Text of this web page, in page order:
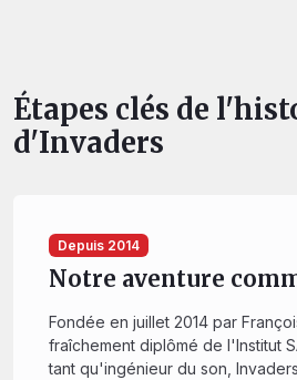
Étapes clés de
d'Invaders
Depuis 2014
Notre aventure
Fondée en juillet 2014 par
fraîchement diplômé de l'Institut
tant qu'ingénieur du son,